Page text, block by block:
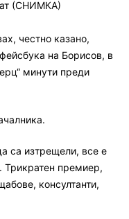
(СНИМКА)
честно казано,
на Борисов, в
минути преди
са изтрещели, все е
Трикратен премиер,
консултанти,